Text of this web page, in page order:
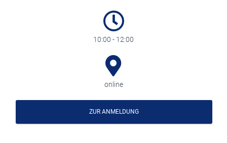
10:00 - 12:00
online
ZUR ANMELDUNG